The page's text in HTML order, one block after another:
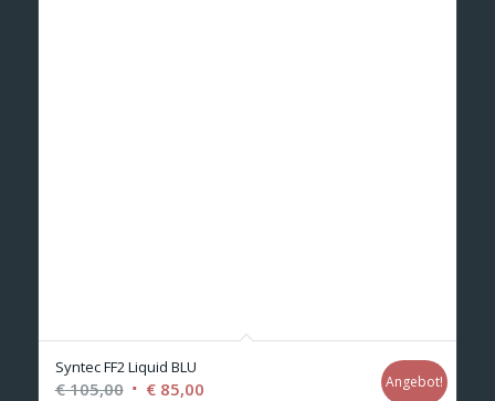
Syntec FF2 Liquid BLU
€105,00 Ursprünglicher
€85,00Aktueller
Angebot!